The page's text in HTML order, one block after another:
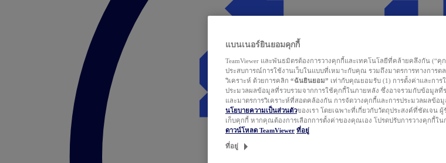
แบนเนอร์ยินยอมคุกกี้
TeamViewer และพันธมิตรต้องการวางคุกกี้และเทคโนโลยีที่คล้ายคลึงกัน (“
ประสบการณ์การใช้งานเว็บในแบบที่เหมาะกับคุณ รวมถึงมาตรการทางการต
วิเคราะห์ ด้วยการคลิก “ฉันยินยอม” เท่ากับคุณยอมรับ (1) การตั้งค่าและการ
ประมวลผลข้อมูลที่รวบรวมจากการใช้คุกกี้ในภายหลัง ซึ่งอาจรวมกับข้อมูล
และมาตรการวิเคราะห์ที่สอดคล้องกัน การจัดวางคุกกี้และการประมวลผลข้อ
นโยบายความเป็นส่วนตัวของเรา โดยเฉพาะที่เกี่ยวกับวัตถุประสงค์ที่ชัดเจน
เก็บคุกกี้ หากคุณต้องการเลือกการตั้งค่าของคุณเอง โปรดปรับการวางคุกกี้ใน
ดาวน์โหลด TeamViewer ที่อยู่
ที่อยู่